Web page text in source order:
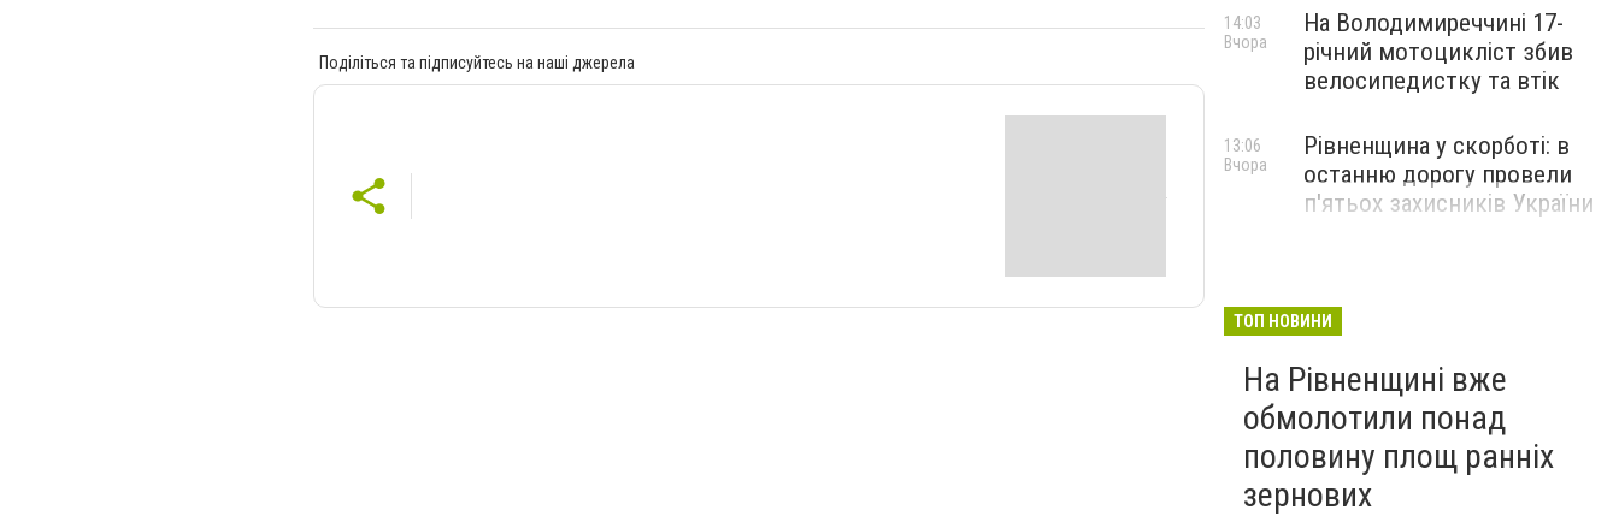
Поділіться та підписуйтесь на наші джерела
На Володимиреччині 17-
річний мотоцикліст збив
велосипедистку та втік
14:03
Вчора
Рівненщина у скорботі: в
останню дорогу провели
п'ятьох захисників України
13:06
Вчора
ТОП НОВИНИ
На Рівненщині вже
обмолотили понад
половину площ ранніх
зернових